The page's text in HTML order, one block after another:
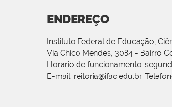
ENDEREÇO
Instituto Federal de Educação,
Via Chico Mendes, 3084 - Bairro
Horário de funcionamento:
E-mail: reitoria@ifac.edu.br.